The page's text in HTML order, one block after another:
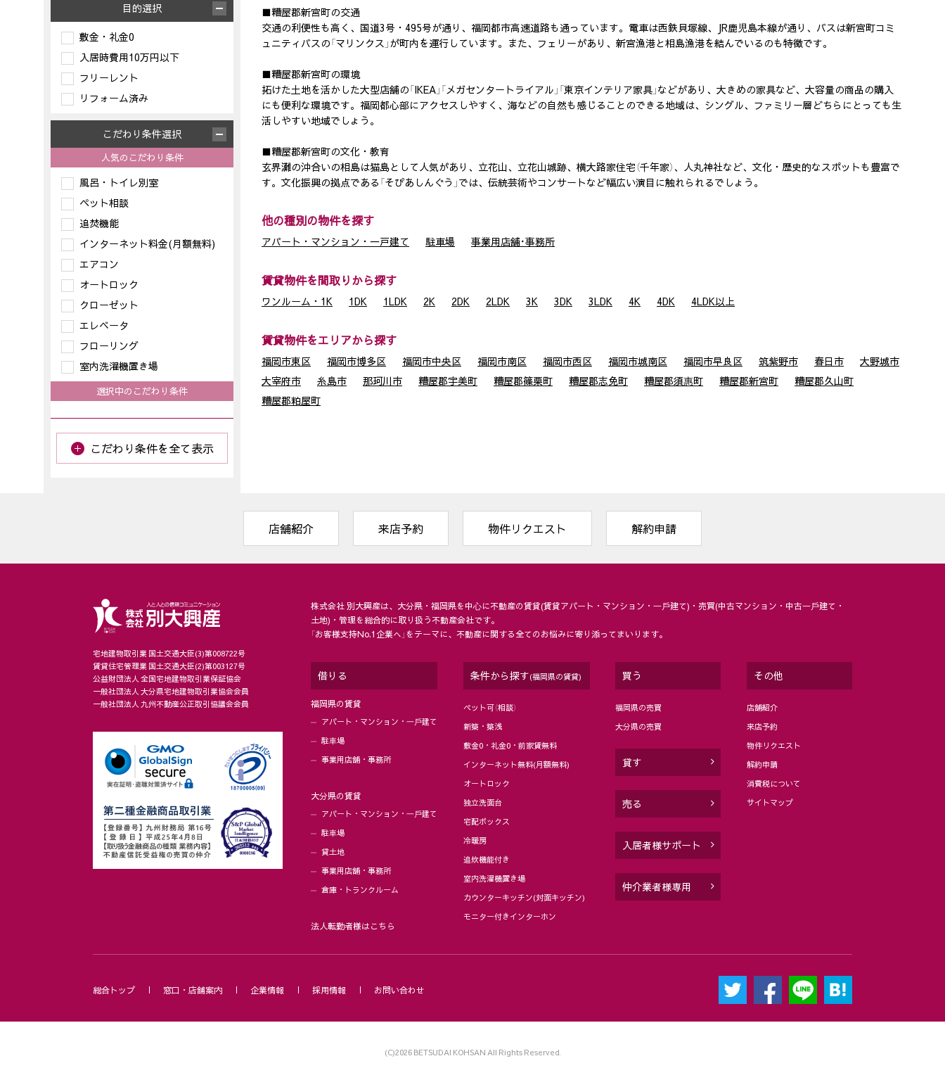
目的選択
敷金・礼金0
入居時費用10万円以下
フリーレント
リフォーム済み
こだわり条件選択
人気のこだわり条件
風呂・トイレ別室
ペット相談
追焚機能
インターネット料金(月額無料)
エアコン
オートロック
クローゼット
エレベータ
フローリング
室内洗濯機置き場
選択中のこだわり条件
こだわり条件を全て表示
■糟屋郡新宮町の交通
交通の利便性も高く、国道3号・495号が通り、福岡都市高速道路も通っています。電車は西鉄貝塚線、JR鹿児島本線が通り、バスは新宮町コミ
ュニティバスの「マリンクス」が町内を運行しています。また、フェリーがあり、新宮漁港と相島漁港を結んでいるのも特徴です。
■糟屋郡新宮町の環境
拓けた土地を活かした大型店舗の「IKEA」「メガセンタートライアル」「東京インテリア家具」などがあり、大きめの家具など、大容量の商品の購入
にも便利な環境です。福岡都心部にアクセスしやすく、海などの自然も感じることのできる地域は、シングル、ファミリー層どちらにとっても生
活しやすい地域でしょう。
■糟屋郡新宮町の文化・教育
玄界灘の沖合いの相島は猫島として人気があり、立花山、立花山城跡、横大路家住宅（千年家）、人丸神社など、文化・歴史的なスポットも豊富で
す。文化振興の拠点である「そぴあしんぐう」では、伝統芸術やコンサートなど幅広い演目に触れられるでしょう。
他の種別の物件を探す
アパート・マンション・一戸建て 駐車場 事業用店舗･事務所
賃貸物件を間取りから探す
ワンルーム・1K 1DK 1LDK 2K 2DK 2LDK 3K 3DK 3LDK 4K 4DK 4LDK以上
賃貸物件をエリアから探す
福岡市東区 福岡市博多区 福岡市中央区 福岡市南区 福岡市西区 福岡市城南区 福岡市早良区 筑紫野市 春日市
大野城市
大宰府市
糸島市 那珂川市 糟屋郡宇美町 糟屋郡篠栗町 糟屋郡志免町 糟屋郡須惠町 糟屋郡新宮町
糟屋郡久山町
糟屋郡粕屋町
店舗紹介 来店予約 物件リクエスト 解約申請
宅地建物取引業 国土交通大臣(3)第008722号
賃貸住宅管理業 国土交通大臣(2)第003127号
公益財団法人 全国宅地建物取引業保証協会
一般社団法人 大分県宅地建物取引業協会会員
一般社団法人 九州不動産公正取引協議会会員
株式会社 別大興産は、大分県・福岡県を中⼼に不動産の賃貸(賃貸アパート・マンション・⼀⼾建て)・売買(中古マンション・中古⼀⼾建て・
土地)・管理を総合的に取り扱う不動産会社です。
「お客様支持No.1企業へ」をテーマに、不動産に関する全てのお悩みに寄り添ってまいります。
借りる
福岡県の賃貸
アパート・マンション・⼀⼾建て
駐⾞場
事業用店舗・事務所
大分県の賃貸
アパート・マンション・⼀⼾建て
駐⾞場
貸土地
事業用店舗・事務所
倉庫・トランクルーム
法人転勤者様はこちら
条件から探す(福岡県の賃貸)
ペット可（相談）
新築・築浅
敷金0・礼金0・前家賃無料
インターネット無料(月額無料)
オートロック
独立洗面台
宅配ボックス
冷暖房
追炊機能付き
室内洗濯機置き場
カウンターキッチン(対面キッチン)
モニター付きインターホン
買う
福岡県の売買
大分県の売買
貸す
売る
入居者様サポート
仲介業者様専用
その他
店舗紹介
来店予約
物件リクエスト
解約申請
消費税について
サイトマップ
総合トップ 窓口・店舗案内 企業情報 採用情報 お問い合わせ
(C)2026 BETSUDAI KOHSAN All Rights Reserved.